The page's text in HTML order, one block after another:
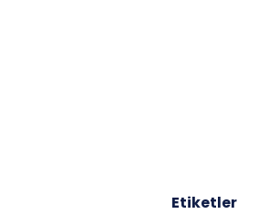
Etiketler